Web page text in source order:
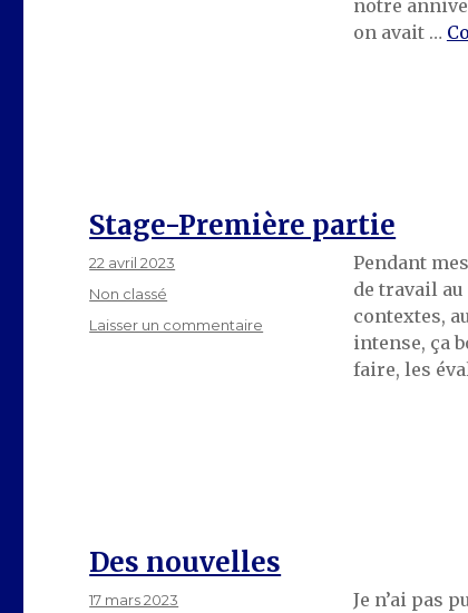
notre
on avait …
Stage-Première partie
Pendant
de travail au
contextes,
intense, ça
faire, les
Publié
22 avril 2023
Catégories
Non classé
Laisser un commentaire
Des nouvelles
Je n’ai pas
Publié
17 mars 2023